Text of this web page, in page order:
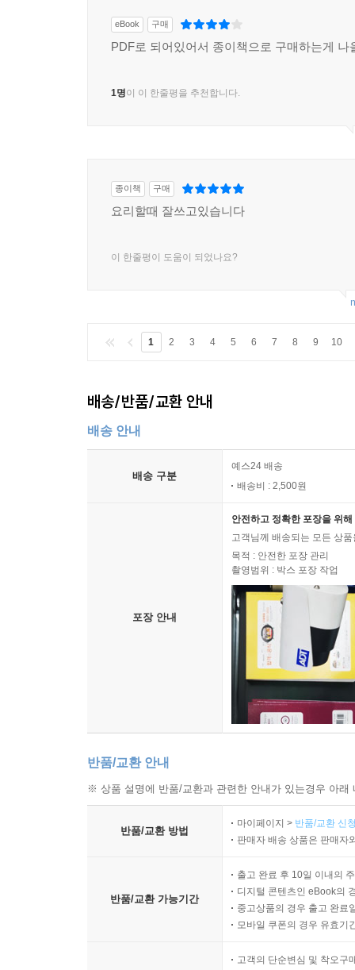
eBook 구매
PDF로 되어있어서 종이책으로 구매하는게 나
1명이 이 한줄평을 추천합니다.
종이책 구매
요리할때 잘쓰고있습니다
이 한줄평이 도움이 되었나요?
1 2 3 4 5 6 7 8 9 10
배송/반품/교환 안내
배송 안내
배송 구분
예스24 배송
배송비 : 2,500원
포장 안내
안전하고 정확한 포장을 위
고객님께 배송되는 모든 상
목적 : 안전한 포장 관리
촬영범위 : 박스 포장 작업
반품/교환 안내
※ 상품 설명에 반품/교환과 관련한 안내가 있는경우 아
반품/교환 방법
마이페이지 > 반품/교환 신
판매자 배송 상품은 판매자
반품/교환 가능기간
출고 완료 후 10일 이내의
디지털 콘텐츠인 eBook의
중고상품의 경우 출고 완료
모바일 쿠폰의 경우 유효기
고객의 단순변심 및 착오구